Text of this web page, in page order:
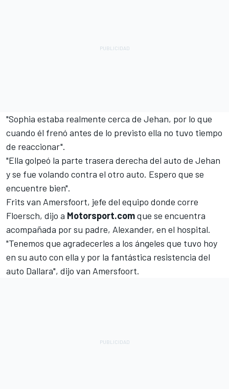
"Sophia estaba realmente cerca de Jehan, por lo que
cuando él frenó antes de lo previsto ella no tuvo tiempo
de reaccionar".
"Ella golpeó la parte trasera derecha del auto de Jehan
y se fue volando contra el otro auto. Espero que se
encuentre bien".
Frits van Amersfoort, jefe del equipo donde corre
Floersch, dijo a Motorsport.comque se encuentra
acompañada por su padre, Alexander, en el hospital.
"Tenemos que agradecerles a los ángeles que tuvo hoy
en su auto con ella y por la fantástica resistencia del
auto Dallara", dijo van Amersfoort.